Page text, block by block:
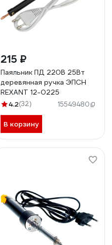
215 ₽
Паяльник ПД 220В 25Вт
деревянная ручка ЭПСН
REXANT 12-0225
4.2(32) 15549480
В корзину